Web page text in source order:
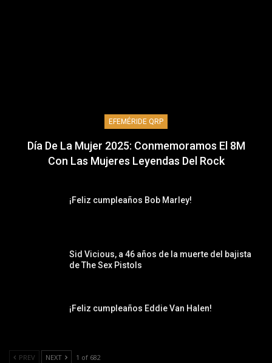
EFEMÉRIDE QRP
Día De La Mujer 2025: Conmemoramos El 8M
Con Las Mujeres Leyendas Del Rock
¡Feliz cumpleaños Bob Marley!
Sid Vicious, a 46 años de la muerte del bajista
de The Sex Pistols
¡Feliz cumpleaños Eddie Van Halen!
PREV NEXT 1 of 682